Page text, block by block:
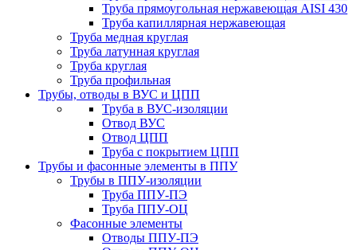
Труба прямоугольная нержавеющая AISI 430
Труба капиллярная нержавеющая
Труба медная круглая
Труба латунная круглая
Труба круглая
Труба профильная
Трубы, отводы в ВУС и ЦПП
Труба в ВУС-изоляции
Отвод ВУС
Отвод ЦПП
Труба с покрытием ЦПП
Трубы и фасонные элементы в ППУ
Трубы в ППУ-изоляции
Труба ППУ-ПЭ
Труба ППУ-ОЦ
Фасонные элементы
Отводы ППУ-ПЭ